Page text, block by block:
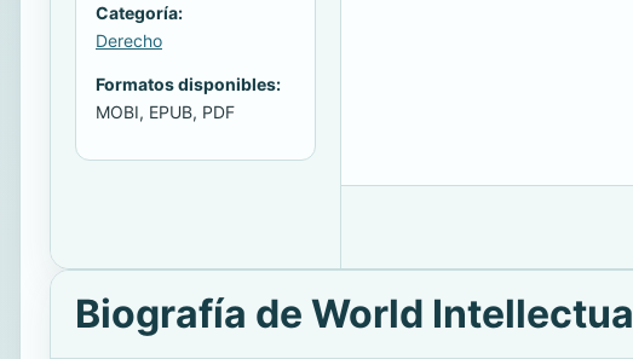
Categoría:
Derecho
Formatos disponibles:
MOBI, EPUB, PDF
Biografía de World